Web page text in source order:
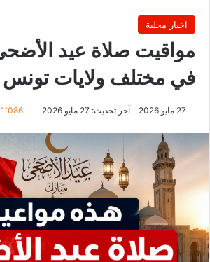
اخبار محلية
في مختلف ولايات تونس
27 مايو 2026 آخر تحديث: 27 مايو 2026 1٬086